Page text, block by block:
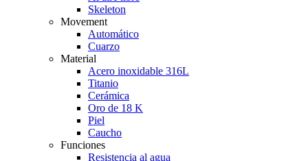
Skeleton
Movement
Automático
Cuarzo
Material
Acero inoxidable 316L
Titanio
Cerámica
Oro de 18 K
Piel
Caucho
Funciones
Resistencia al agua